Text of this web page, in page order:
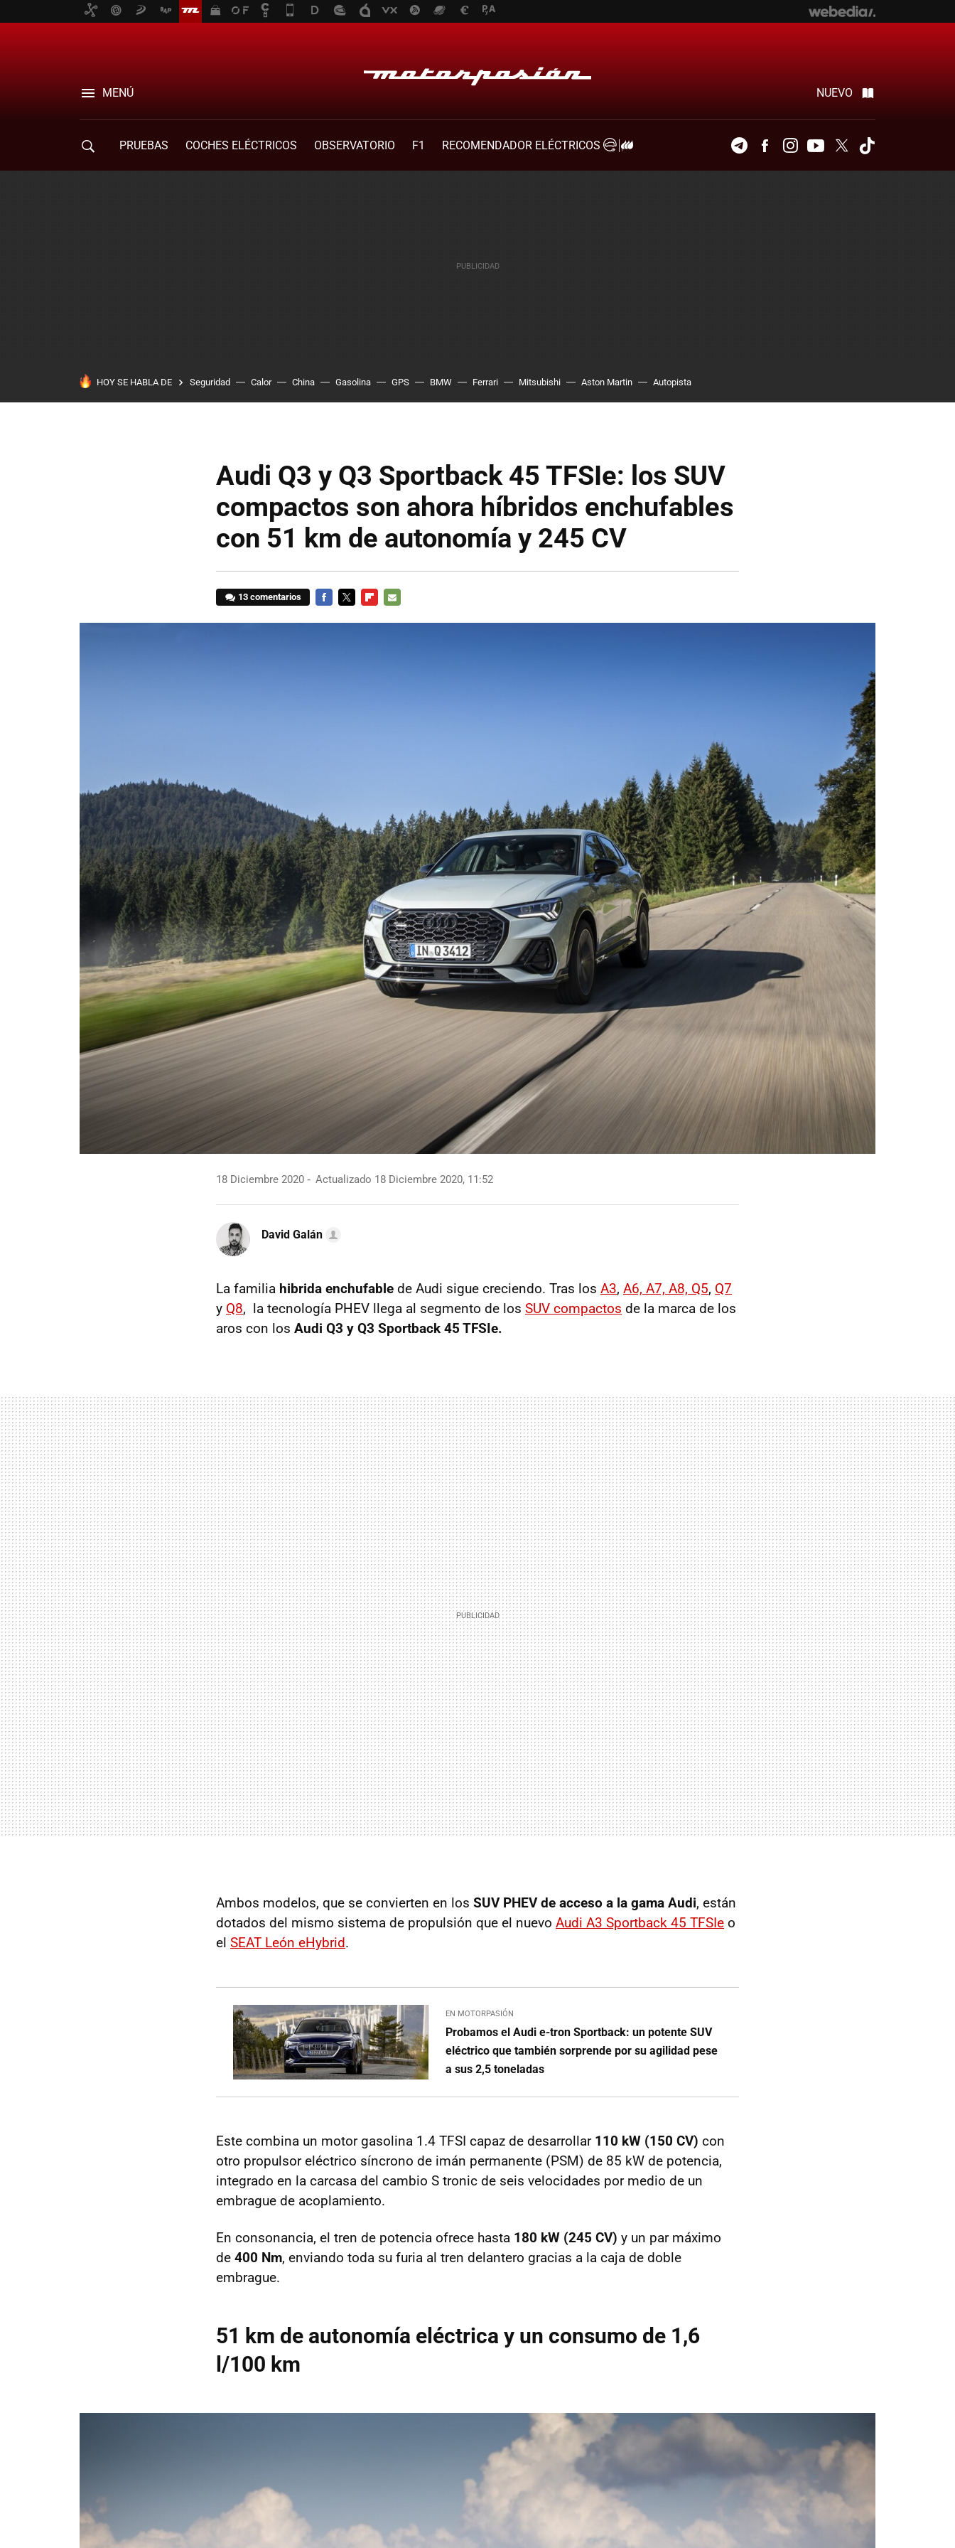
MENÚ NUEVO
PRUEBAS COCHES ELÉCTRICOS OBSERVATORIO F1
RECOMENDADOR ELÉCTRICOS
TelegramFacebookInstagramYoutubeTwitter
HOY SE HABLA DE Seguridad Calor China Gasolina GPS BMW Ferrari Mitsubishi Aston Martin Autopista
Audi Q3 y Q3 Sportback 45 TFSIe: los SUV
compactos son ahora híbridos enchufables
con 51 km de autonomía y 245 CV
13 comentarios
18 Diciembre 2020 Actualizado 18 Diciembre 2020, 11:52
David Galán
La familia hibrida enchufable de Audi sigue creciendo. Tras los A3, A6, A7, A8, Q5, Q7
y Q8, la tecnología PHEV llega al segmento de los SUV compactos de la marca de los
aros con los Audi Q3 y Q3 Sportback 45 TFSIe.
Ambos modelos, que se convierten en los SUV PHEV de acceso a la gama Audi, están
dotados del mismo sistema de propulsión que el nuevo Audi A3 Sportback 45 TFSIe o
el SEAT León eHybrid.
EN MOTORPASIÓN
Probamos el Audi e-tron Sportback: un potente SUV
eléctrico que también sorprende por su agilidad pese
a sus 2,5 toneladas
Este combina un motor gasolina 1.4 TFSI capaz de desarrollar 110 kW (150 CV) con
otro propulsor eléctrico síncrono de imán permanente (PSM) de 85 kW de potencia,
integrado en la carcasa del cambio S tronic de seis velocidades por medio de un
embrague de acoplamiento.
En consonancia, el tren de potencia ofrece hasta 180 kW (245 CV) y un par máximo
de 400 Nm, enviando toda su furia al tren delantero gracias a la caja de doble
embrague.
51 km de autonomía eléctrica y un consumo de 1,6
l/100 km